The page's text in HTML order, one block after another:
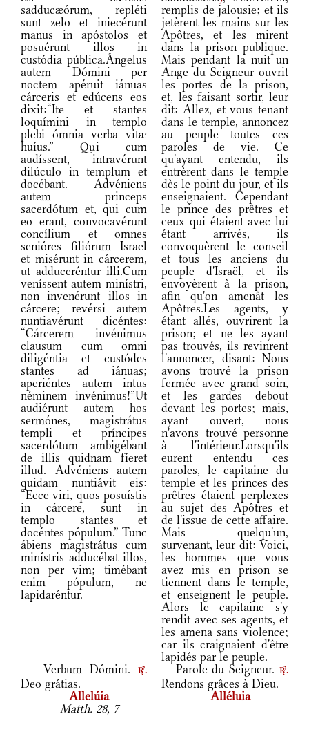
sadducæórum, repléti
sunt zelo et iniecérunt
manus in apóstolos et
posuérunt illos in
custódia pública.Ángelus
autem Dómini per
noctem apéruit iánuas
cárceris et edúcens eos
dixit:“Ite et stantes
loquímini in templo
plebi ómnia verba vitæ
huíus.” Qui cum
audíssent, intravérunt
dilúculo in templum et
docébant. Advéniens
autem princeps
sacerdótum et, qui cum
eo erant, convocavérunt
concílium et omnes
senióres filiórum Israel
et misérunt in cárcerem,
ut adduceréntur illi.Cum
veníssent autem minístri,
non invenérunt illos in
cárcere; revérsi autem
nuntiavérunt dicéntes:
“Cárcerem invénimus
clausum cum omni
diligéntia et custódes
stantes ad iánuas;
aperiéntes autem intus
néminem invénimus!”Ut
audiérunt autem hos
sermónes, magistrátus
templi et príncipes
sacerdótum ambigébant
de illis quidnam fíeret
illud. Advéniens autem
quidam nuntiávit eis:
“Ecce viri, quos posuístis
in cárcere, sunt in
templo stantes et
docéntes pópulum.” Tunc
ábiens magistrátus cum
minístris adducébat illos,
non per vim; timébant
enim pópulum, ne
lapidaréntur.
remplis de jalousie; et ils
jetèrent les mains sur les
Apôtres, et les mirent
dans la prison publique.
Mais pendant la nuit un
Ange du Seigneur ouvrit
les portes de la prison,
et, les faisant sortir, leur
dit: Allez, et vous tenant
dans le temple, annoncez
au peuple toutes ces
paroles de vie. Ce
qu'ayant entendu, ils
entrèrent dans le temple
dès le point du jour, et ils
enseignaient. Cependant
le prince des prêtres et
ceux qui étaient avec lui
étant arrivés, ils
convoquèrent le conseil
et tous les anciens du
peuple d'Israël, et ils
envoyèrent à la prison,
afin qu'on amenât les
Apôtres.Les agents, y
étant allés, ouvrirent la
prison; et ne les ayant
pas trouvés, ils revinrent
l'annoncer, disant: Nous
avons trouvé la prison
fermée avec grand soin,
et les gardes debout
devant les portes; mais,
ayant ouvert, nous
n'avons trouvé personne
à l'intérieur.Lorsqu'ils
eurent entendu ces
paroles, le capitaine du
temple et les princes des
prêtres étaient perplexes
au sujet des Apôtres et
de l'issue de cette affaire.
Mais quelqu'un,
survenant, leur dit: Voici,
les hommes que vous
avez mis en prison se
tiennent dans le temple,
et enseignent le peuple.
Alors le capitaine s'y
rendit avec ses agents, et
les amena sans violence;
car ils craignaient d'être
lapidés par le peuple.
Verbum Dómini.
r.
Deo grátias.
Parole du Seigneur. r.
Rendons grâces à Dieu.
Allelúia
Alléluia
Matth. 28, 7